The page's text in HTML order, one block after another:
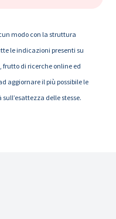
modo con la struttura
le indicazioni presenti su
frutto di ricerche online ed
aggiornare il più possibile le
delle stesse.